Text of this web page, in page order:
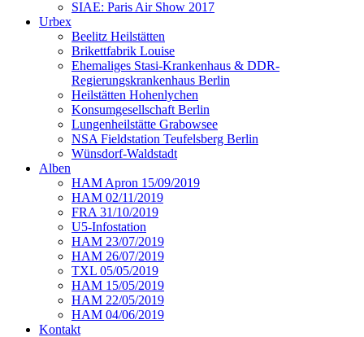
SIAE: Paris Air Show 2017
Urbex
Beelitz Heilstätten
Brikettfabrik Louise
Ehemaliges Stasi-Krankenhaus & DDR-
Regierungskrankenhaus Berlin
Heilstätten Hohenlychen
Konsumgesellschaft Berlin
Lungenheilstätte Grabowsee
NSA Fieldstation Teufelsberg Berlin
Wünsdorf-Waldstadt
Alben
HAM Apron 15/09/2019
HAM 02/11/2019
FRA 31/10/2019
U5-Infostation
HAM 23/07/2019
HAM 26/07/2019
TXL 05/05/2019
HAM 15/05/2019
HAM 22/05/2019
HAM 04/06/2019
Kontakt